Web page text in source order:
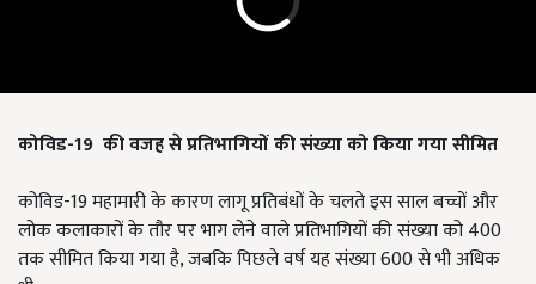
कोविड-19 की वजह सेप्रतिभागियों की संख्याको किया गयासीमित
कोविड-19 महामारी के कारण लागू प्रतिबंधों के चलते इस साल बच्चों और
लोक कलाकारों के तौर पर भाग लेने वाले प्रतिभागियों की संख्या को 400
तक सीमित किया गया है, जबकि पिछले वर्ष यह संख्या 600 से भी अधिक